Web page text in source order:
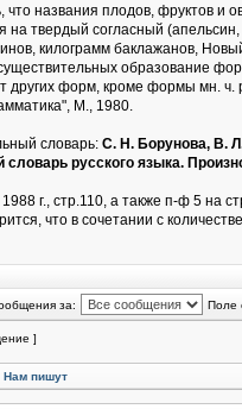
что названия плодов, фруктов
на твердый согласный
килограмм баклажанов,
образование
других форм, кроме формы мн. ч.
М., 1980.
словарь: С. Н. Борунова, В.
словарь русского языка.
г., стр.110, а также п-ф 5 на
что в сочетании с
за: Поле
]
Нам пишут